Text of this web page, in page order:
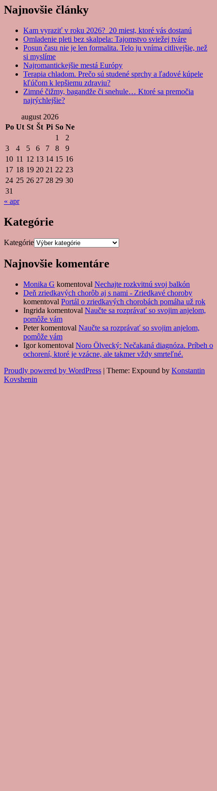
Najnovšie články
Kam vyraziť v roku 2026? 20 miest, ktoré vás dostanú
Omladenie pleti bez skalpela: Tajomstvo sviežej tváre
Posun času nie je len formalita. Telo ju vníma citlivejšie, než
si myslíme
Najromantickejšie mestá Európy
Terapia chladom. Prečo sú studené sprchy a ľadové kúpele
kľúčom k lepšiemu zdraviu?
Zimné čižmy, bagandže či snehule… Ktoré sa premočia
najrýchlejšie?
august 2026
Po Ut St Št Pi So Ne
1
2
3
4 5 6 7 8
9
10 11 12 13 14 15 16
17 18 19 20 21 22 23
24 25 26 27 28 29 30
31
« apr
Kategórie
Kategórie
Najnovšie komentáre
Monika G komentoval Nechajte rozkvitnú svoj balkón
Deň zriedkavých chorôb aj s nami - Zriedkavé choroby
komentoval Portál o zriedkavých chorobách pomáha už rok
Ingrida komentoval Naučte sa rozprávať so svojim anjelom,
pomôže vám
Peterkomentoval Naučte sa rozprávať so svojim anjelom,
pomôže vám
Igorkomentoval Noro Ölvecký: Nečakaná diagnóza. Príbeh o
ochorení, ktoré je vzácne, ale takmer vždy smrteľné.
Proudly powered by WordPress | Theme: Expound by Konstantin
Kovshenin